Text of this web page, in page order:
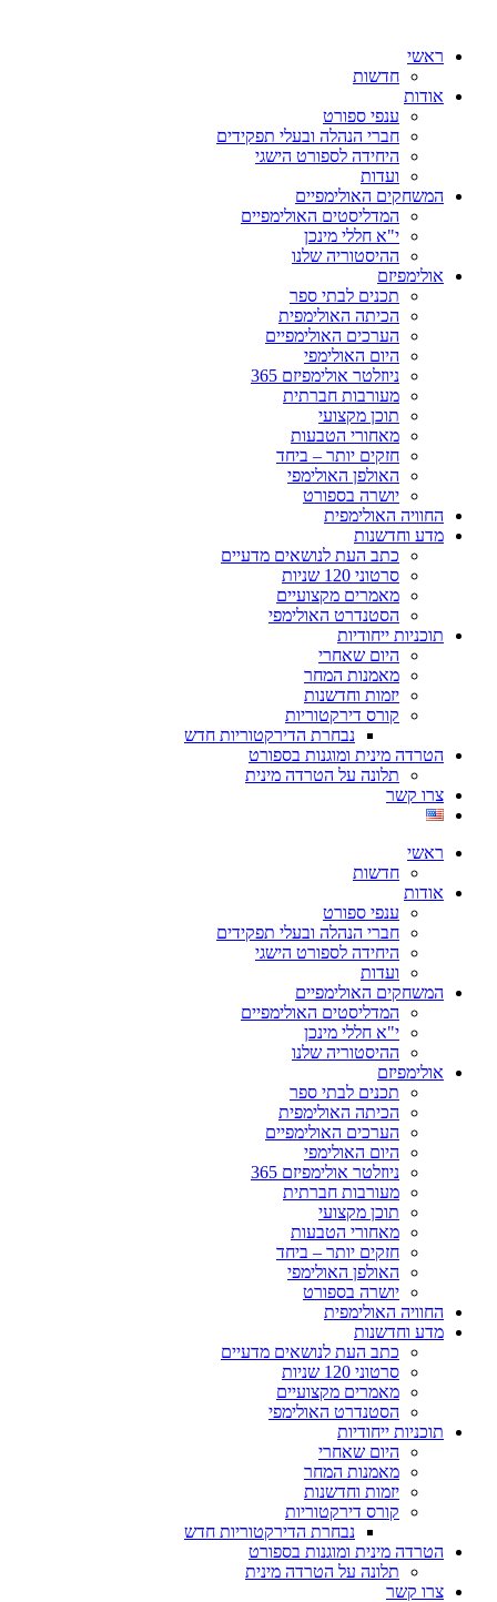
ראשי
חדשות
אודות
ענפי ספורט
חברי הנהלה ובעלי תפקידים
היחידה לספורט הישגי
ועדות
המשחקים האולימפיים
המדליסטים האולימפיים
י"א חללי מינכן
ההיסטוריה שלנו
אולימפיזם
תכנים לבתי ספר
הכיתה האולימפית
הערכים האולימפיים
היום האולימפי
ניוזלטר אולימפיזם 365
מעורבות חברתית
תוכן מקצועי
מאחורי הטבעות
חזקים יותר – ביחד
האולפן האולימפי
יושרה בספורט
החוויה האולימפית
מדע וחדשנות
כתב העת לנושאים מדעיים
סרטוני 120 שניות
מאמרים מקצועיים
הסטנדרט האולימפי
תוכניות ייחודיות
היום שאחרי
מאמנות המחר
יזמות וחדשנות
קורס דירקטוריות
נבחרת הדירקטוריות חדש
הטרדה מינית ומוגנות בספורט
תלונה על הטרדה מינית
צרו קשר
ראשי
חדשות
אודות
ענפי ספורט
חברי הנהלה ובעלי תפקידים
היחידה לספורט הישגי
ועדות
המשחקים האולימפיים
המדליסטים האולימפיים
י"א חללי מינכן
ההיסטוריה שלנו
אולימפיזם
תכנים לבתי ספר
הכיתה האולימפית
הערכים האולימפיים
היום האולימפי
ניוזלטר אולימפיזם 365
מעורבות חברתית
תוכן מקצועי
מאחורי הטבעות
חזקים יותר – ביחד
האולפן האולימפי
יושרה בספורט
החוויה האולימפית
מדע וחדשנות
כתב העת לנושאים מדעיים
סרטוני 120 שניות
מאמרים מקצועיים
הסטנדרט האולימפי
תוכניות ייחודיות
היום שאחרי
מאמנות המחר
יזמות וחדשנות
קורס דירקטוריות
נבחרת הדירקטוריות חדש
הטרדה מינית ומוגנות בספורט
תלונה על הטרדה מינית
צרו קשר